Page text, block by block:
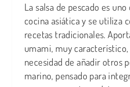
La salsa de pescado es
cocina asiática y se utiliza
recetas tradicionales.
umami, muy
necesidad de añadir otros
marino, pensado para